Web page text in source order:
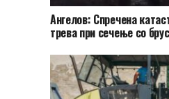
Ангелов: Спречена
трева при сечење со